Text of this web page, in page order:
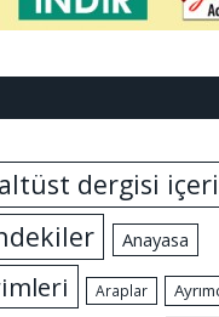
altüst dergisi
Anayasa
Araplar